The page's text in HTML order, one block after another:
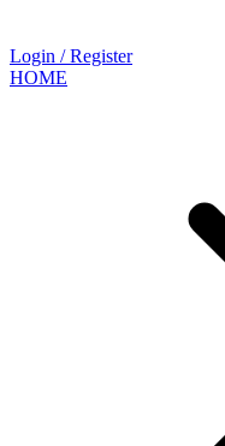
Login / Register
HOME